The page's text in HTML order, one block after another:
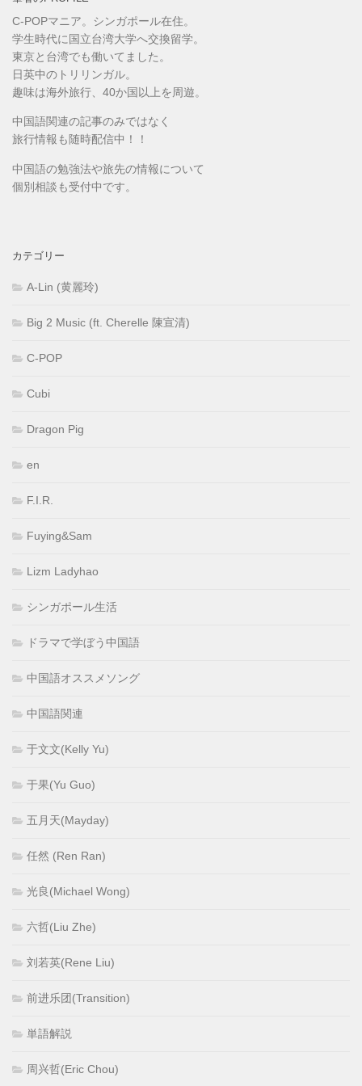
C-POPマニア。シンガポール在住。
学生時代に国立台湾大学へ交換留学。
東京と台湾でも働いてました。
日英中のトリリンガル。
趣味は海外旅行、40か国以上を周遊。
中国語関連の記事のみではなく
旅行情報も随時配信中！！
中国語の勉強法や旅先の情報について
個別相談も受付中です。
カテゴリー
A-Lin (黄麗玲)
Big 2 Music (ft. Cherelle 陳宣清)
C-POP
Cubi
Dragon Pig
en
F.I.R.
Fuying&Sam
Lizm Ladyhao
シンガポール生活
ドラマで学ぼう中国語
中国語オススメソング
中国語関連
于文文(Kelly Yu)
于果(Yu Guo)
五月天(Mayday)
任然 (Ren Ran)
光良(Michael Wong)
六哲(Liu Zhe)
刘若英(Rene Liu)
前进乐团(Transition)
単語解説
周兴哲(Eric Chou)